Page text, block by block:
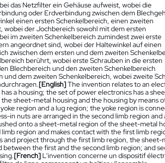
das Netzfilter ein Gehäuse aufweist, wobei die
oder Erdverbindung zwischen dem
einen ersten Schenkelbereich, einen zweiten
wobei der Jochbereich sowohl mit dem ersten
im zweiten Schenkelbereich zumindest zwei erste
angeordnet sind, wobei der Haltewinkel auf einen
zwischen dem ersten und dem zweiten
berührt, wobei erste Schrauben in die ersten
Blechbereich und den zweiten Schenkelbereich
dem zweiten Schenkelbereich, wobei zweite
[English]The invention relates to an
a housing; the set of power electronics has a
sheet-metal housing and the housing by means
region and a lug region; the yoke region is
in nuts are arranged in the second limb region and
onto a sheet-metal region of the sheet-metal
region and makes contact with the first limb
and project through the first limb region, the sheet-
the first and the second limb region; and
[French] L'invention concerne un dispositif